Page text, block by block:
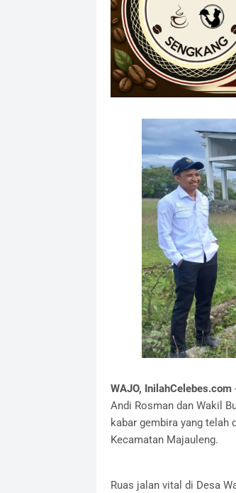
​WAJO, InilahCelebes.com
Andi Rosman dan Wakil
kabar gembira yang telah
Kecamatan Majauleng.
​Ruas jalan vital di Desa